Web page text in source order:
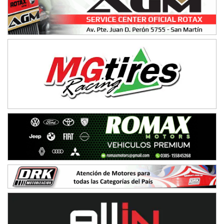
08/09-AGO
IAME SERIES ARGENTINA 6
Ramiro Tot (Asfalto)
Baradero (Buenos Aires)
Ciudad de Trenque Lauquen (Asfalto)
Trenque Lauquen (Buenos Aires)
ENTRERRIANO - F6 (POSTERGADA)
Parque de la Velocidad (Asfalto)
Villaguay (Entre Ríos)
VICTORIENSE - F7
El Cerro (Tierra)
Victoria (Entre Ríos)
PATAGONICO - F6
Moto Club Reginense (Tierra)
Gral. E. Godoy (Río Negro)